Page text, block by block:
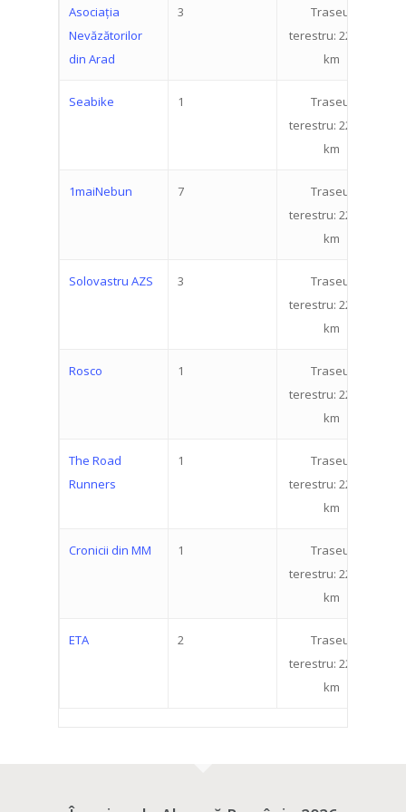
Asociația
Nevăzătorilor
din Arad
3
Traseul
terestru: 22.519
km
Seabike 1
Traseul
terestru: 22.519
km
1maiNebun 7
Traseul
terestru: 22.519
km
Solovastru AZS 3
Traseul
terestru: 22.519
km
Rosco 1
Traseul
terestru: 22.519
km
The Road
Runners
1
Traseul
terestru: 22.519
km
Cronicii din MM 1
Traseul
terestru: 22.519
km
ETA 2
Traseul
terestru: 22.519
km